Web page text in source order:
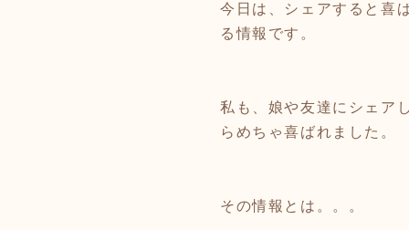
今日は、シェアすると喜
る情報です。
私も、娘や友達にシェア
らめちゃ喜ばれました。
その情報とは。。。